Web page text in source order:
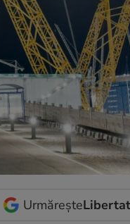
Urmărește